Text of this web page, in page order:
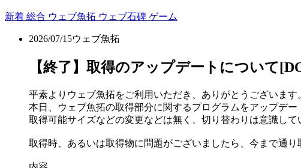
新着 総合 ウェブ魚拓 ウェブ石碑 ゲーム
2026/07/15ウェブ魚拓
【終了】取得のアップデートについて
平素よりウェブ魚拓をご利用いただき、ありがとうございます
本日、ウェブ魚拓の取得部分に関するプログラムをアップデー
取得可能サイズなどの変更などは無く、切り替わりは意識して
取得時、あるいは取得物に問題がございましたら、今まで通